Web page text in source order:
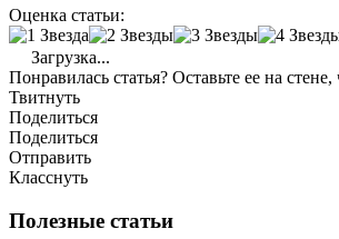
Оценка статьи:
Загрузка...
Понравилась статья? Оставьте ее на
Твитнуть
Поделиться
Поделиться
Отправить
Класснуть
Полезные статьи